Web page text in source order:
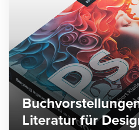
Literatur für